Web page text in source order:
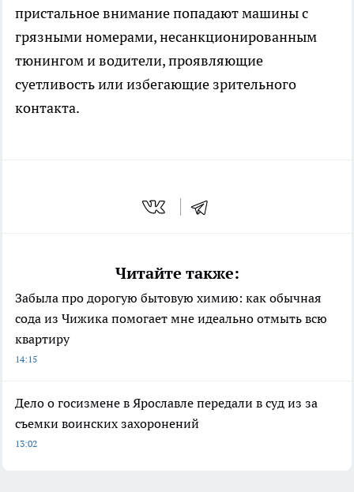
пристальное внимание попадают машины с
грязными номерами, несанкционированным
тюнингом и водители, проявляющие
суетливость или избегающие зрительного
контакта.
Читайте также:
Забыла про дорогую бытовую химию: как обычная
сода из Чижика помогает мне идеально отмыть всю
квартиру
14:15
Дело о госизмене в Ярославле передали в суд из за
съемки воинских захоронений
13:02